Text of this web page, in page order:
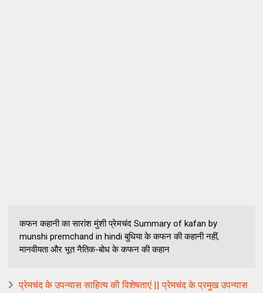
कफन कहानी का सारांश मुंशी प्रेमचंद Summary of kafan by
munshi premchand in hindi बुधिया के कफन की कहानी नहीं,
मानवीयता और भूत नैतिक-बोध के कफन की कहान
प्रेमचंद के उपन्यास साहित्य की विशेषताएं || प्रेमचंद के प्रमुख उपन्यास